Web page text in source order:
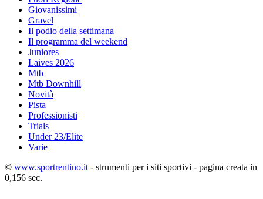
Giovanissimi
Gravel
Il podio della settimana
Il programma del weekend
Juniores
Laives 2026
Mtb
Mtb Downhill
Novità
Pista
Professionisti
Trials
Under 23/Elite
Varie
© www.sportrentino.it- strumenti per i siti sportivi - pagina creata in
0,156 sec.